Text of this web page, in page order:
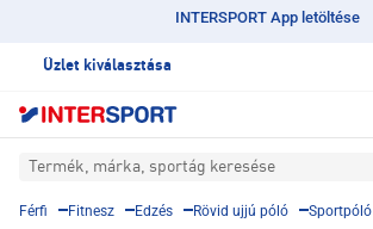
INTERSPORT App letöltése
Üzlet kiválasztása
Termék, márka, sportág keresése
Férfi Fitnesz Edzés Rövid ujjú póló Sportpóló